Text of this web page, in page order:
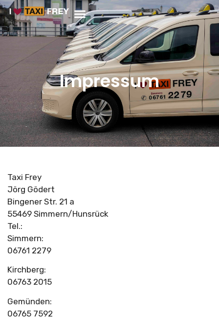
Impressum
Taxi Frey
Jörg Gödert
Bingener Str. 21 a
55469 Simmern/Hunsrück
Tel.:
Simmern:
06761 2279
Kirchberg:
06763 2015
Gemünden:
06765 7592